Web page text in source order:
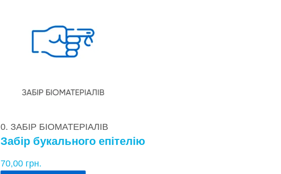
0. ЗАБІР БІОМАТЕРІАЛІВ
Забір букального епітелію
70,00 грн.